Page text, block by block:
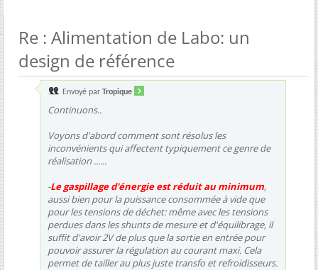
Re : Alimentation de Labo: un
design de référence
Envoyé par Tropique
Continuons..
Voyons d'abord comment sont résolus les
inconvénients qui affectent typiquement ce genre de
réalisation ......
-Le gaspillage d'énergie est réduit au minimum,
aussi bien pour la puissance consommée à vide que
pour les tensions de déchet: même avec les tensions
perdues dans les shunts de mesure et d'équilibrage, il
suffit d'avoir 2V de plus que la sortie en entrée pour
pouvoir assurer la régulation au courant maxi. Cela
permet de tailler au plus juste transfo et refroidisseurs.